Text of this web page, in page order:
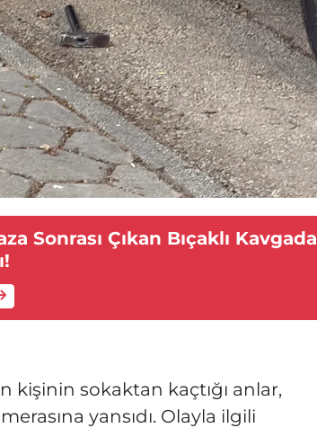
Sonrası Çıkan Bıçaklı Kavgada
kişinin sokaktan kaçtığı anlar,
yansıdı. Olayla ilgili